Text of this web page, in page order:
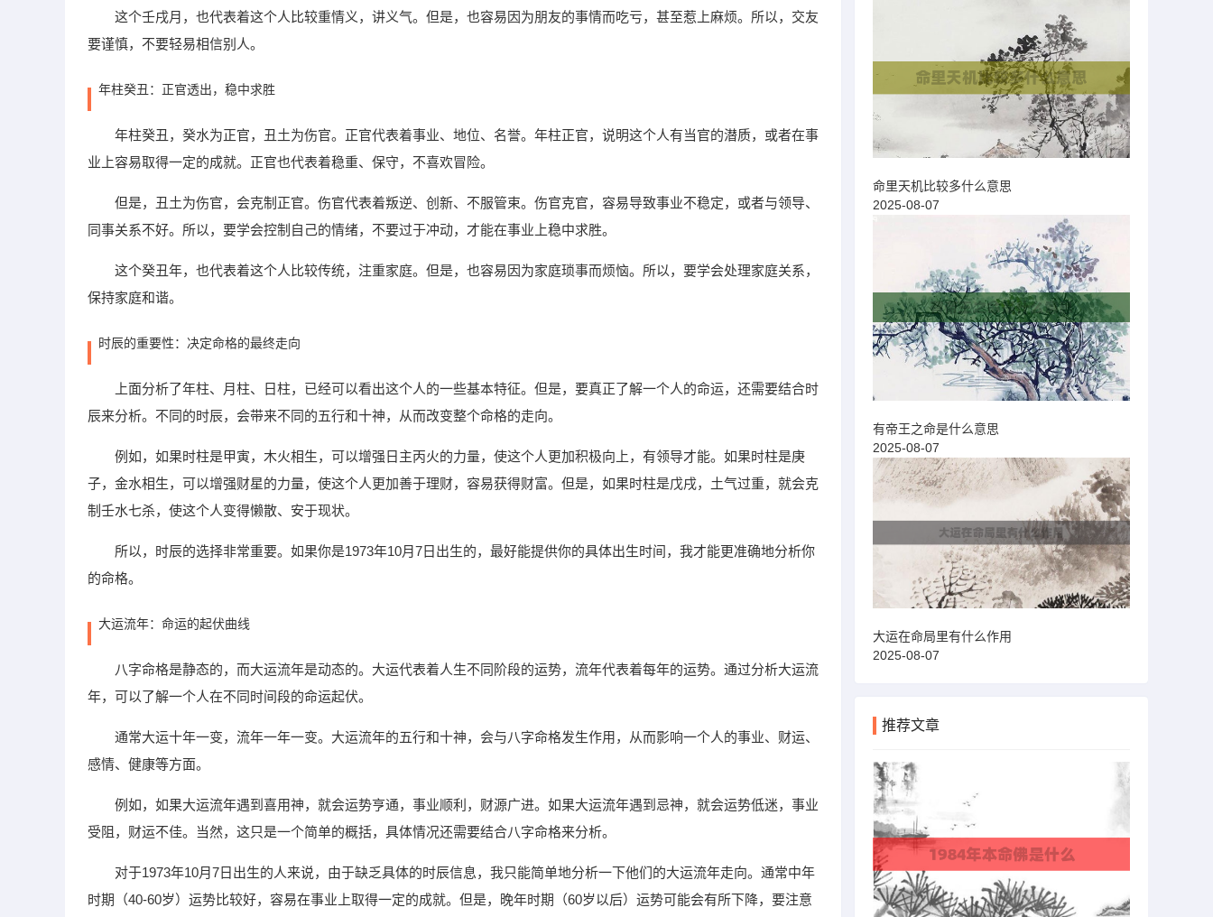
这个壬戌月，也代表着这个人比较重情义，讲义气。但是，也容易因为朋友的事情而吃亏，甚至惹上麻烦。所以，交友
要谨慎，不要轻易相信别人。
年柱癸丑：正官透出，稳中求胜
年柱癸丑，癸水为正官，丑土为伤官。正官代表着事业、地位、名誉。年柱正官，说明这个人有当官的潜质，或者在事
业上容易取得一定的成就。正官也代表着稳重、保守，不喜欢冒险。
但是，丑土为伤官，会克制正官。伤官代表着叛逆、创新、不服管束。伤官克官，容易导致事业不稳定，或者与领导、
同事关系不好。所以，要学会控制自己的情绪，不要过于冲动，才能在事业上稳中求胜。
这个癸丑年，也代表着这个人比较传统，注重家庭。但是，也容易因为家庭琐事而烦恼。所以，要学会处理家庭关系，
保持家庭和谐。
时辰的重要性：决定命格的最终走向
上面分析了年柱、月柱、日柱，已经可以看出这个人的一些基本特征。但是，要真正了解一个人的命运，还需要结合时
辰来分析。不同的时辰，会带来不同的五行和十神，从而改变整个命格的走向。
例如，如果时柱是甲寅，木火相生，可以增强日主丙火的力量，使这个人更加积极向上，有领导才能。如果时柱是庚
子，金水相生，可以增强财星的力量，使这个人更加善于理财，容易获得财富。但是，如果时柱是戊戌，土气过重，就会克
制壬水七杀，使这个人变得懒散、安于现状。
所以，时辰的选择非常重要。如果你是1973年10月7日出生的，最好能提供你的具体出生时间，我才能更准确地分析你
的命格。
大运流年：命运的起伏曲线
八字命格是静态的，而大运流年是动态的。大运代表着人生不同阶段的运势，流年代表着每年的运势。通过分析大运流
年，可以了解一个人在不同时间段的命运起伏。
通常大运十年一变，流年一年一变。大运流年的五行和十神，会与八字命格发生作用，从而影响一个人的事业、财运、
感情、健康等方面。
例如，如果大运流年遇到喜用神，就会运势亨通，事业顺利，财源广进。如果大运流年遇到忌神，就会运势低迷，事业
受阻，财运不佳。当然，这只是一个简单的概括，具体情况还需要结合八字命格来分析。
对于1973年10月7日出生的人来说，由于缺乏具体的时辰信息，我只能简单地分析一下他们的大运流年走向。通常中年
时期（40-60岁）运势比较好，容易在事业上取得一定的成就。但是，晚年时期（60岁以后）运势可能会有所下降，要注意
命里天机比较多什么意思
2025-08-07
有帝王之命是什么意思
2025-08-07
大运在命局里有什么作用
2025-08-07
推荐文章